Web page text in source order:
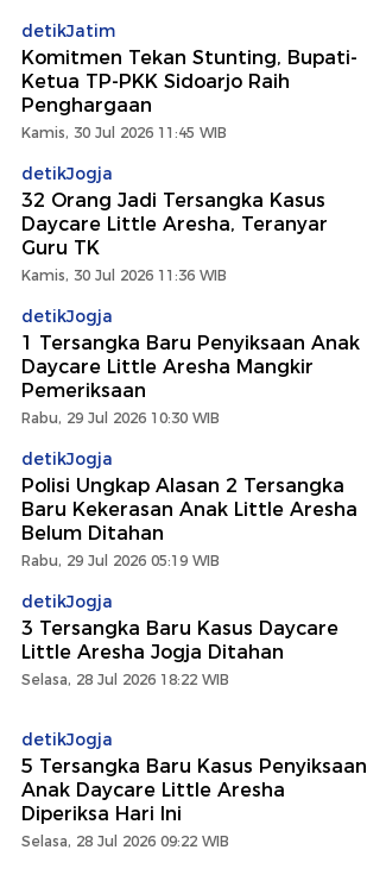
detikJatim
Komitmen Tekan Stunting, Bupati-
Ketua TP-PKK Sidoarjo Raih
Penghargaan
Kamis, 30 Jul 2026 11:45 WIB
detikJogja
32 Orang Jadi Tersangka Kasus
Daycare Little Aresha, Teranyar
Guru TK
Kamis, 30 Jul 2026 11:36 WIB
detikJogja
1 Tersangka Baru Penyiksaan Anak
Daycare Little Aresha Mangkir
Pemeriksaan
Rabu, 29 Jul 2026 10:30 WIB
detikJogja
Polisi Ungkap Alasan 2 Tersangka
Baru Kekerasan Anak Little Aresha
Belum Ditahan
Rabu, 29 Jul 2026 05:19 WIB
detikJogja
3 Tersangka Baru Kasus Daycare
Little Aresha Jogja Ditahan
Selasa, 28 Jul 2026 18:22 WIB
detikJogja
5 Tersangka Baru Kasus Penyiksaan
Anak Daycare Little Aresha
Diperiksa Hari Ini
Selasa, 28 Jul 2026 09:22 WIB